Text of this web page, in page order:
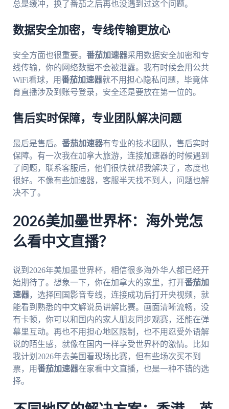
总是缓冲，换了番茄之后再也没遇到过这个问题。
数据安全加密，专线传输更放心
安全方面也很重要。 番茄加速器采用数据安全加密和专
线传输，你的网络数据不会被泄露。我有时候会用公共
WiFi看球，用番茄加速器就不用担心隐私问题，毕竟体
育直播涉及到账号登录，安全还是要放在第一位的。
售后实时保障，专业团队解决问题
最后是售后。 番茄加速器有专业的技术团队，售后实时
保障。有一次我在加拿大旅游，连接加速器的时候遇到
了问题，联系客服后，他们很快就帮我解决了，态度也
很好。不像有些加速器，客服半天找不到人，问题也解
决不了。
2026美加墨世界杯：海外党怎
么看中文直播？
说到2026年美加墨世界杯，相信很多海外华人都已经开
始期待了。想象一下，你在加拿大的家里，打开番茄加
速器，选择回国影音专线，连接成功后打开央视频，就
能看到熟悉的中文解说员讲解比赛。画面清晰流畅，没
有卡顿，你可以和国内的家人朋友同步观赛，还能在弹
幕里互动。再也不用担心地区限制，也不用忍受外语解
说的陌生感，就像在国内一样享受世界杯的激情。比如
我计划2026年去美国看现场比赛，但有些场次买不到
票，用番茄加速器在家看中文直播，也是一种不错的选
择。